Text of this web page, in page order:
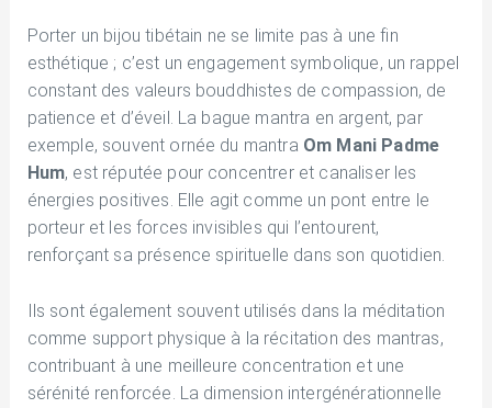
Porter un bijou tibétain ne se limite pas à une fin
esthétique ; c’est un engagement symbolique, un rappel
constant des valeurs bouddhistes de compassion, de
patience et d’éveil. La bague mantra en argent, par
exemple, souvent ornée du mantra Om Mani Padme
Hum, est réputée pour concentrer et canaliser les
énergies positives. Elle agit comme un pont entre le
porteur et les forces invisibles qui l’entourent,
renforçant sa présence spirituelle dans son quotidien.
Ils sont également souvent utilisés dans la méditation
comme support physique à la récitation des mantras,
contribuant à une meilleure concentration et une
sérénité renforcée. La dimension intergénérationnelle